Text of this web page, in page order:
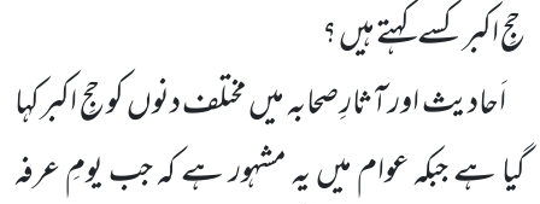
حجِ اکبر کسے کہتے ہیں ؟
اَحادیث اور آثارِ صحابہ میں مختلف دنوں کو حجِ اکبر کہا
گیا ہے جبکہ عوام میں یہ مشہور ہے کہ جب یومِ عرفہ